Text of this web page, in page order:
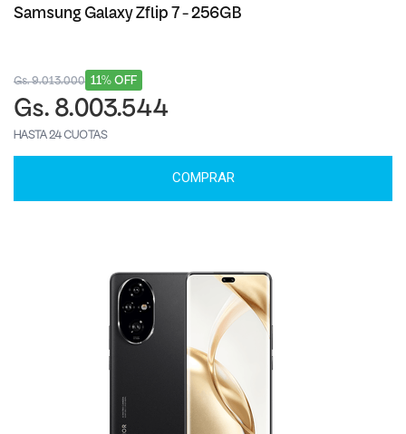
Samsung Galaxy Zflip 7 - 256GB
11% OFF
Gs. 9.013.000
Gs. 8.003.544
HASTA 24 CUOTAS
COMPRAR